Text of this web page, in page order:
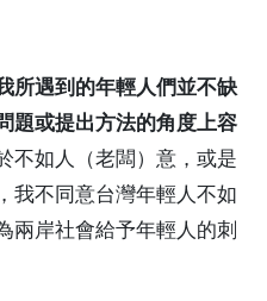
所遇到的年輕人們並不缺
題或提出方法的角度上容
不如人（老闆）意，或是
我不同意台灣年輕人不如
兩岸社會給予年輕人的刺